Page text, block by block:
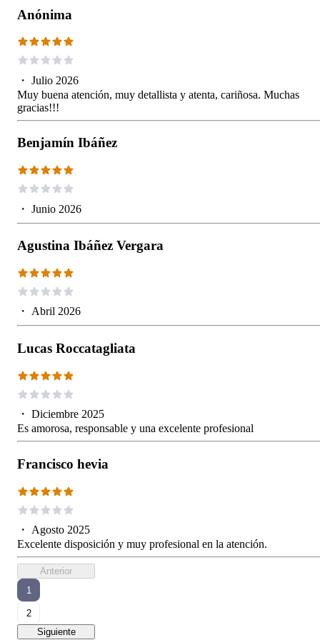
Anónima
・ Julio 2026
Muy buena atención, muy detallista y atenta, cariñosa. Muchas
gracias!!!
Benjamín Ibáñez
・ Junio 2026
Agustina Ibáñez Vergara
・ Abril 2026
Lucas Roccatagliata
・ Diciembre 2025
Es amorosa, responsable y una excelente profesional
Francisco hevia
・ Agosto 2025
Excelente disposición y muy profesional en la atención.
Anterior
1
2
Siguiente